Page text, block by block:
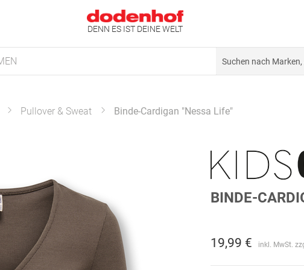
DENN ES IST DEINE WELT
Pullover & Sweat Binde-Cardigan "Nessa Life"
BINDE-
19,99 € inkl. MwSt.